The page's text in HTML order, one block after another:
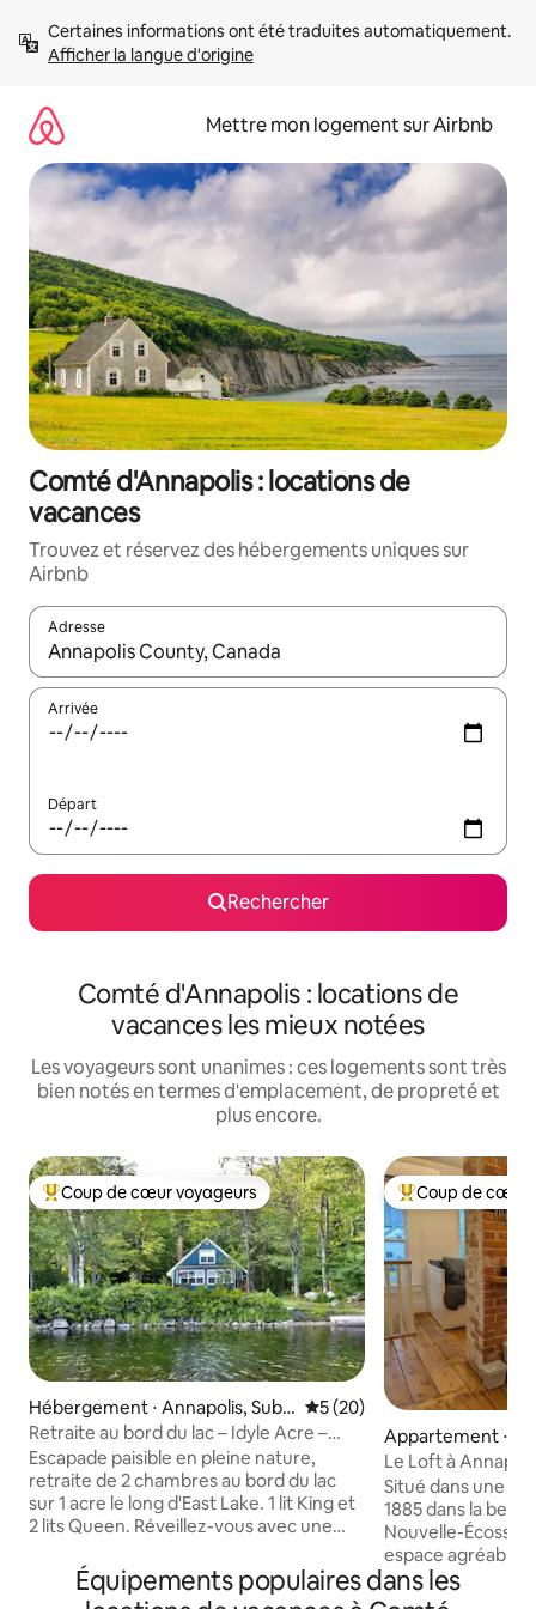
directement
Afficher la langue d'origine
Mettre mon logement sur Airbnb
Comté d'Annapolis : locations de
vacances
Trouvez et réservez des hébergements uniques sur
Airbnb
Adresse
Lorsque les résultats s'affichent, utilisez les flèches vers le
Arrivée
Départ
Rechercher
Comté d'Annapolis : locations de
vacances les mieux notées
Les voyageurs sont unanimes : ces logements sont très
bien notés en termes d'emplacement, de propreté et
plus encore.
Coups de cœur voyageurs les plus appréciés
Coup de cœur voyageurs
Hébergement ⋅ Annapolis, Sub
d. D
Évaluation moyenne sur la
5 (20)
Retraite au bord du lac – Idyle Acre –
East Lake (Nouvelle-Écosse)
Escapade paisible en pleine nature,
retraite de 2 chambres au bord du lac
sur 1 acre le long d'East Lake. 1 lit King et
2 lits Queen. Réveillez-vous avec une
et faites un barbecue sur les terrasses.
Détendez-vous dans un espace de vie
Coups de cœur
Coup de cœur
Appartement ⋅
oyal
Le Loft à
Situé dans une
1885 dans la belle
Nouvelle-
espace agréable
voyageurs
promener et
Équipements populaires dans les